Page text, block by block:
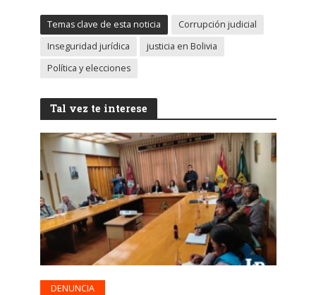
Temas clave de esta noticia
Corrupción judicial
Inseguridad jurídica
justicia en Bolivia
Política y elecciones
Tal vez te interese
DENUNCIA